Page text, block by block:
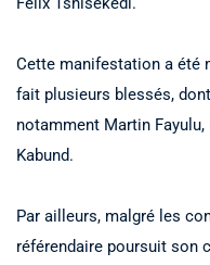
Cette manifestation a été
fait plusieurs blessés,
notamment Martin
Kabund.
Par ailleurs, malgré les
référendaire poursuit son